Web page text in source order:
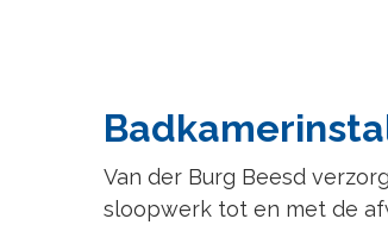
Van der Burg Beesd
sloopwerk tot en met de